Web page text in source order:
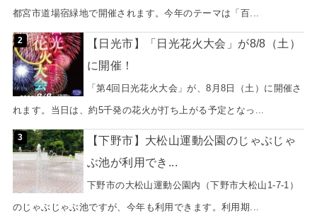
都宮市道場宿緑地で開催されます。今年のテーマは「百...
【日光市】「日光花火大会」が8/8（土）
に開催！
「第4回日光花火大会」が、8月8日（土）に開催さ
れます。当日は、約5千発の花火が打ち上がる予定となっ...
【下野市】大松山運動公園のじゃぶじゃ
ぶ池が利用でき...
下野市の大松山運動公園内（下野市大松山1-7-1）
のじゃぶじゃぶ池ですが、今年も利用できます。利用期...